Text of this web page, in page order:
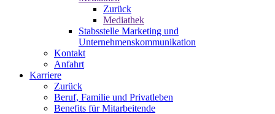
Zurück
Mediathek
Stabsstelle Marketing und
Unternehmenskommunikation
Kontakt
Anfahrt
Karriere
Zurück
Beruf, Familie und Privatleben
Benefits für Mitarbeitende